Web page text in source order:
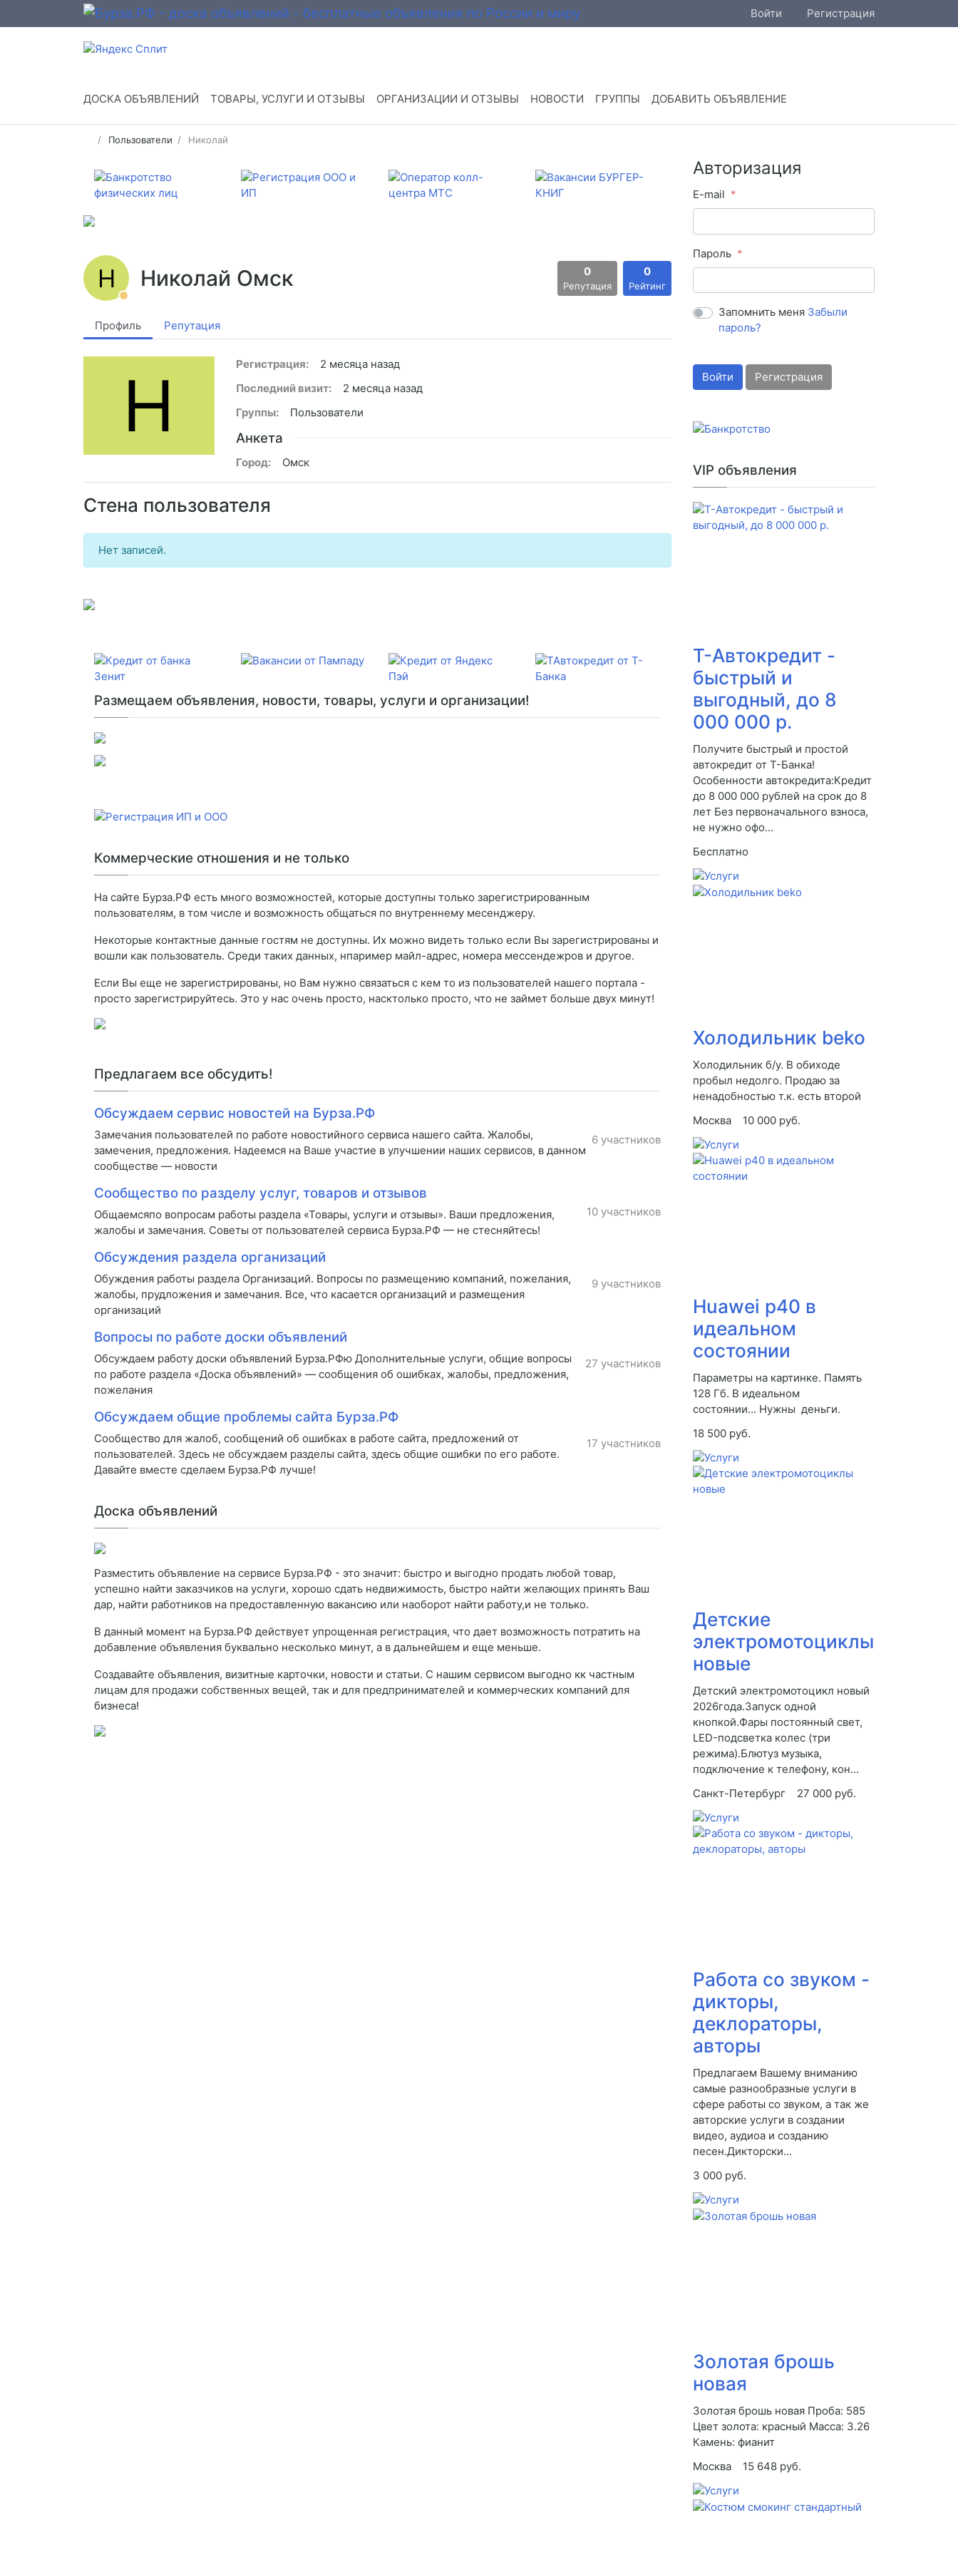
Войти Регистрация
ДОСКА ОБЪЯВЛЕНИЙ ТОВАРЫ, УСЛУГИ И ОТЗЫВЫ ОРГАНИЗАЦИИ И ОТЗЫВЫ НОВОСТИ ГРУППЫ ДОБАВИТЬ ОБЪЯВЛЕНИЕ
Пользователи Николай
Н Николай Омск 0
Репутация
0
Рейтинг
Профиль Репутация
Н Регистрация:
2 месяца назад
Последний визит:
2 месяца назад
Группы:
Пользователи
Анкета
Город: Омск
Стена пользователя
Нет записей.
Размещаем объявления, новости, товары, услуги и организации!
Коммерческие отношения и не только
На сайте Бурза.РФ есть много возможностей, которые доступны только зарегистрированным
пользователям, в том числе и возможность общаться по внутреннему месенджеру.
Некоторые контактные данные гостям не доступны. Их можно видеть только если Вы зарегистрированы и
вошли как пользователь. Среди таких данных, нпаример майл-адрес, номера мессендежров и другое.
Если Вы еще не зарегистрированы, но Вам нужно связаться с кем то из пользователей нашего портала -
просто зарегистрируйтесь. Это у нас очень просто, насктолько просто, что не займет больше двух минут!
Предлагаем все обсудить!
Обсуждаем сервис новостей на Бурза.РФ
Замечания пользователей по работе новостийного сервиса нашего сайта. Жалобы,
замечения, предложения. Надеемся на Ваше участие в улучшении наших сервисов, в данном
сообществе — новости
6 участников
Сообщество по разделу услуг, товаров и отзывов
Общаемсяпо вопросам работы раздела «Товары, услуги и отзывы». Ваши предложения,
жалобы и замечания. Советы от пользователей сервиса Бурза.РФ — не стесняйтесь!
10 участников
Обсуждения раздела организаций
Обуждения работы раздела Организаций. Вопросы по размещению компаний, пожелания,
жалобы, прудложения и замечания. Все, что касается организаций и размещения
организаций
9 участников
Вопросы по работе доски объявлений
Обсуждаем работу доски объявлений Бурза.РФю Дополнительные услуги, общие вопросы
по работе раздела «Доска объявлений» — сообщения об ошибках, жалобы, предложения,
пожелания
27 участников
Обсуждаем общие проблемы сайта Бурза.РФ
Сообщество для жалоб, сообщений об ошибках в работе сайта, предложений от
пользователей. Здесь не обсуждаем разделы сайта, здесь общие ошибки по его работе.
Давайте вместе сделаем Бурза.РФ лучше!
17 участников
Доска объявлений
Разместить объявление на сервисе Бурза.РФ - это значит: быстро и выгодно продать любой товар,
успешно найти заказчиков на услуги, хорошо сдать недвижимость, быстро найти желающих принять Ваш
дар, найти работников на предоставленную вакансию или наоборот найти работу,и не только.
В данный момент на Бурза.РФ действует упрощенная регистрация, что дает возможность потратить на
добавление объявления буквально несколько минут, а в дальнейшем и еще меньше.
Создавайте объявления, визитные карточки, новости и статьи. С нашим сервисом выгодно кк частным
лицам для продажи собственных вещей, так и для предпринимателей и коммерческих компаний для
бизнеса!
Авторизация
E-mail
Пароль
Запомнить меня Забыли
пароль?
Войти Регистрация
VIP объявления
Т-Автокредит -
быстрый и
выгодный, до 8
000 000 р.
Получите быстрый и простой
автокредит от Т-Банка!
Особенности автокредита:Кредит
до 8 000 000 рублей на срок до 8
лет Без первоначального взноса,
не нужно офо...
Бесплатно
Холодильник beko
Холодильник б/у. В обиходе
пробыл недолго. Продаю за
ненадобностью т.к. есть второй
Москва
10 000 руб.
Huawei p40 в
идеальном
состоянии
Параметры на картинке. Память
128 Гб. В идеальном
состоянии... Нужны деньги.
18 500 руб.
Детские
электромотоциклы
новые
Детский электромотоцикл новый
2026года.Запуск одной
кнопкой.Фары постоянный свет,
LED-подсветка колес (три
режима).Блютуз музыка,
подключение к телефону, кон...
Санкт-Петербург
27 000 руб.
Работа со звуком -
дикторы,
деклораторы,
авторы
Предлагаем Вашему вниманию
самые разнообразные услуги в
сфере работы со звуком, а так же
авторские услуги в создании
видео, аудиоа и созданию
песен.Дикторски...
3 000 руб.
Золотая брошь
новая
Золотая брошь новая Проба: 585
Цвет золота: красный Масса: 3.26
Камень: фианит
Москва
15 648 руб.